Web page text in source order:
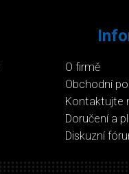
O firmě
Obchodní
Kontaktujte
Doručení a
Diskuzní